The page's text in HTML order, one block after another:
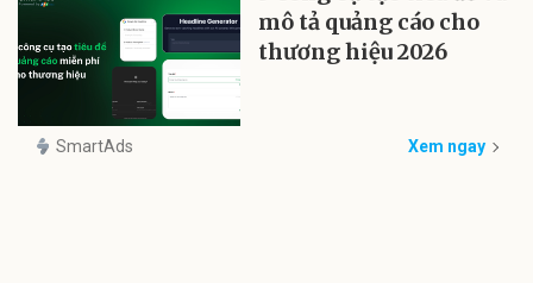
mô tả quảng cáo cho
thương hiệu 2026
SmartAds Xem ngay